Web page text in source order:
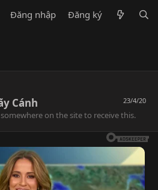
Đăng nhập Đăng ký
23/4/20
Cánh
on the site to receive this.